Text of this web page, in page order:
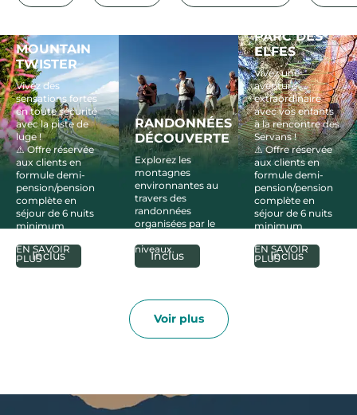
Inclus
MOUNTAIN
TWISTER
Vivez des
sensations fortes
en toute sécurité
avec la piste de
luge !
⚠ Offre réservée
aux clients en
formule demi-
pension/pension
complète en
séjour de 6 nuits
minimum
EN SAVOIR
PLUS
Inclus
RANDONNÉES
DÉCOUVERTE
Explorez les
montagnes
environnantes au
travers des
randonnées
organisées par le
niveaux.
Inclus
PARC DES
ELFES
Vivez une
aventure
extraordinaire
avec vos enfants
à la rencontre des
Servans !
⚠ Offre réservée
aux clients en
formule demi-
pension/pension
complète en
séjour de 6 nuits
minimum
EN SAVOIR
PLUS
Voir plus